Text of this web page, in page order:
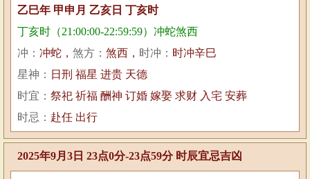
乙巳年 甲申月 乙亥日 丁亥时
丁亥时（21:00:00-22:59:59）冲蛇煞西
冲： 冲蛇， 煞方： 煞西， 时冲： 时冲辛巳
星神： 日刑 福星 进贵 天德
时宜： 祭祀 祈福 酬神 订婚 嫁娶 求财 入宅 安葬
时忌： 赴任 出行
2025年9月3日 23点0分-23点59分 时辰宜忌吉凶